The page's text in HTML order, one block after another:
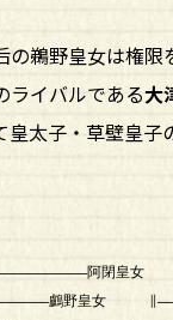
鵜野皇女は権限
ライバルである大
太子・草壁皇
阿閉皇女
鸕野皇女